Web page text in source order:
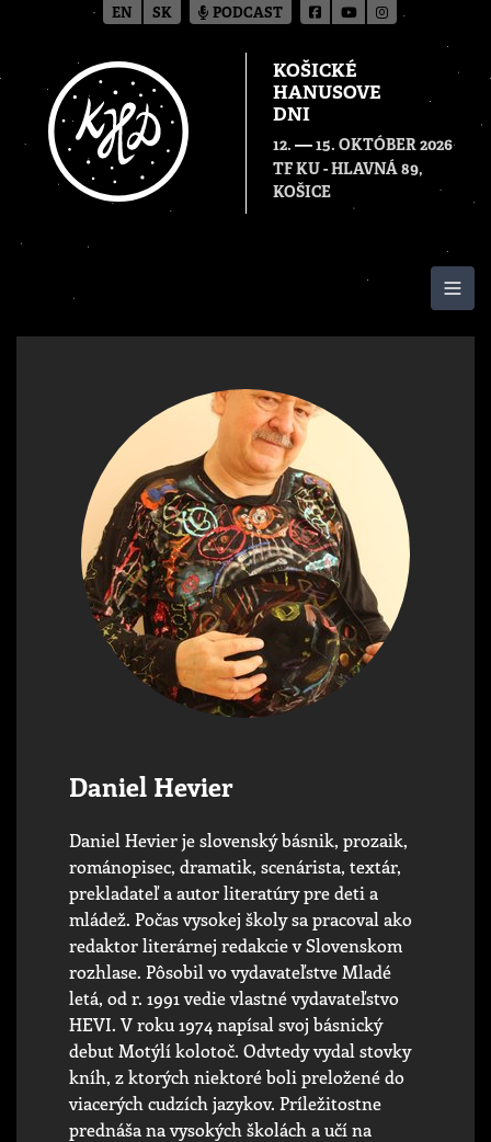
KOŠICKÉ
HANUSOVE
DNI
12. — 15. OKTÓBER 2026
TF KU - HLAVNÁ 89,
KOŠICE
Daniel Hevier
Daniel Hevier je slovenský básnik, prozaik,
románopisec, dramatik, scenárista, textár,
prekladateľ a autor literatúry pre deti a
mládež. Počas vysokej školy sa pracoval ako
redaktor literárnej redakcie v Slovenskom
rozhlase. Pôsobil vo vydavateľstve Mladé
letá, od r. 1991 vedie vlastné vydavateľstvo
HEVI. V roku 1974 napísal svoj básnický
debut Motýlí kolotoč. Odvtedy vydal stovky
kníh, z ktorých niektoré boli preložené do
viacerých cudzích jazykov. Príležitostne
prednáša na vysokých školách a učí na
EN SK PODCAST